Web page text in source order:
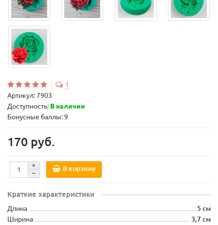
1
Артикул:7903
Доступность: В наличии
Бонусные баллы: 9
170 руб.
В корзину
Краткие характеристики
Длина
5 см
Ширина
3,7 см